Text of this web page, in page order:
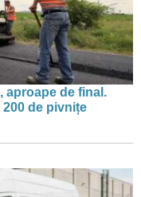
aproape de final.
de pivnițe